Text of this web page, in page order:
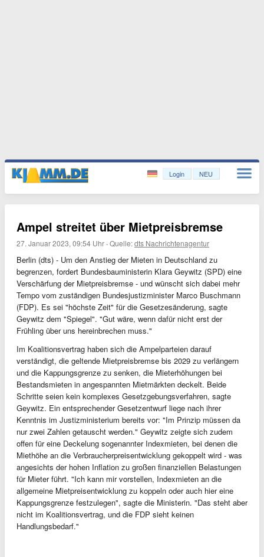
Login NEU
Ampel streitet über Mietpreisbremse
27. Januar 2023, 09:54 Uhr ·Quelle:dts Nachrichtenagentur
Berlin (dts) - Um den Anstieg der Mieten in Deutschland zu
begrenzen, fordert Bundesbauministerin Klara Geywitz (SPD) eine
Verschärfung der Mietpreisbremse - und wünscht sich dabei mehr
Tempo vom zuständigen Bundesjustizminister Marco Buschmann
(FDP). Es sei "höchste Zeit" für die Gesetzesänderung, sagte
Geywitz dem "Spiegel". "Gut wäre, wenn dafür nicht erst der
Frühling über uns hereinbrechen muss."
Im Koalitionsvertrag haben sich die Ampelparteien darauf
verständigt, die geltende Mietpreisbremse bis 2029 zu verlängern
und die Kappungsgrenze zu senken, die Mieterhöhungen bei
Bestandsmieten in angespannten Mietmärkten deckelt. Beide
Schritte seien kein komplexes Gesetzgebungsverfahren, sagte
Geywitz. Ein entsprechender Gesetzentwurf liege nach ihrer
Kenntnis im Justizministerium bereits vor: "Im Prinzip müssen da
nur zwei Zahlen getauscht werden." Geywitz zeigte sich zudem
offen für eine Deckelung sogenannter Indexmieten, bei denen die
Miethöhe an die Verbraucherpreisentwicklung gekoppelt wird - was
angesichts der hohen Inflation zu großen finanziellen Belastungen
für Mieter führt. "Ich kann mir vorstellen, Indexmieten an die
allgemeine Mietpreisentwicklung zu koppeln oder auch hier eine
Kappungsgrenze festzulegen", sagte die Ministerin. "Das steht aber
nicht im Koalitionsvertrag, und die FDP sieht keinen
Handlungsbedarf."